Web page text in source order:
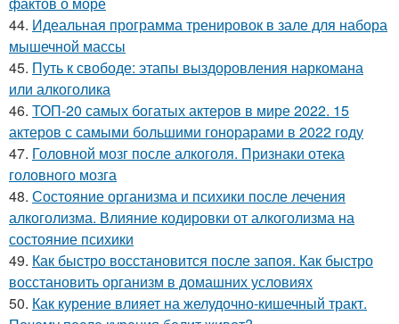
44. Идеальная программа тренировок в зале для набора
мышечной массы
45. Путь к свободе: этапы выздоровления наркомана
или алкоголика
46. ТОП-20 самых богатых актеров в мире 2022. 15
актеров с самыми большими гонорарами в 2022 году
47. Головной мозг после алкоголя. Признаки отека
головного мозга
48. Состояние организма и психики после лечения
алкоголизма. Влияние кодировки от алкоголизма на
состояние психики
49. Как быстро восстановится после запоя. Как быстро
восстановить организм в домашних условиях
50. Как курение влияет на желудочно-кишечный тракт.